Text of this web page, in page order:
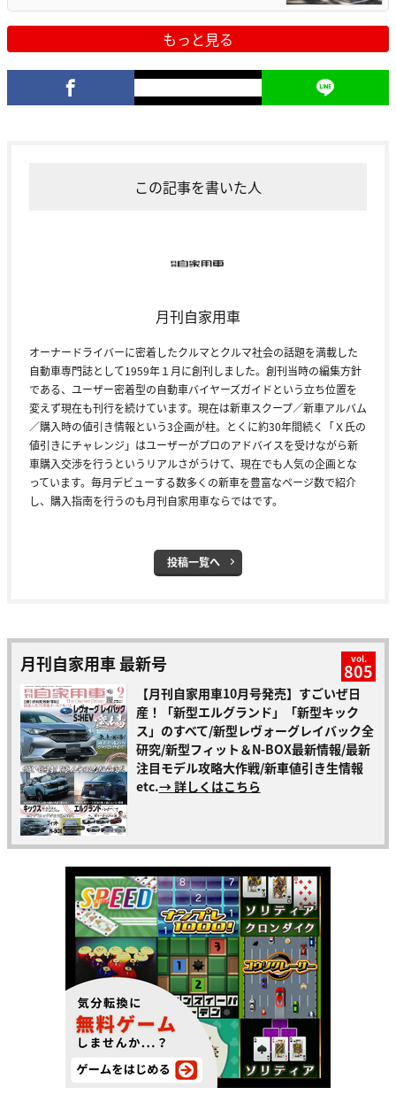
もっと見る
この記事を書いた人
月刊自家用車
オーナードライバーに密着したクルマとクルマ社会の話題を満載した
自動車専門誌として1959年１月に創刊しました。創刊当時の編集方針
である、ユーザー密着型の自動車バイヤーズガイドという立ち位置を
変えず現在も刊行を続けています。現在は新車スクープ／新車アルバム
／購入時の値引き情報という3企画が柱。とくに約30年間続く「Ｘ氏の
値引きにチャレンジ」はユーザーがプロのアドバイスを受けながら新
車購入交渉を行うというリアルさがうけて、現在でも人気の企画とな
っています。毎月デビューする数多くの新車を豊富なページ数で紹介
し、購入指南を行うのも月刊自家用車ならではです。
投稿一覧へ
月刊自家用車 最新号 vol.
805
【月刊自家用車10月号発売】すごいぜ日
産！「新型エルグランド」「新型キック
ス」のすべて/新型レヴォーグレイバック全
研究/新型フィット＆N-BOX最新情報/最新
注目モデル攻略大作戦/新車値引き生情報
etc.→ 詳しくはこちら